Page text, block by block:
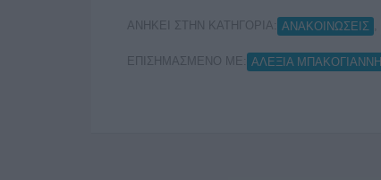
ΑΝΗΚΕΙ ΣΤΗΝ ΚΑΤΗΓΟΡΙΑ: ΑΝΑΚΟΙΝΩΣΕΙΣ
ΕΠΙΣΗΜΑΣΜΕΝΟ ΜΕ: ΑΛΕΞΙΑ ΜΠΑΚΟΓΙΑΝΝΗ